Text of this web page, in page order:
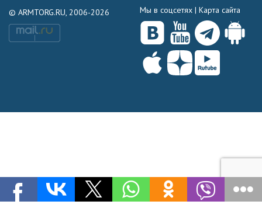
© ARMTORG.RU, 2006-2026 Мы в соцсетях | Карта сайта